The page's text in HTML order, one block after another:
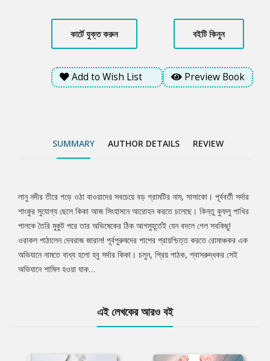
পূর্বপুরুষদের পাপের প্রায়শ্চিত্ত করতে রোমাঞ্চকর এক অভিযানে নামতে বাধ্য
হলো হবু সর্দার কিকা। চলুন, প্রিয় পাঠক, শ্বাসরুদ্ধকর সেই অভিযানে শামিল
হওয়া যাক…
কার্টে যুক্ত করুন বইটি কিনুন
Add to Wish List Preview Book
SUMMARY AUTHOR DETAILS REVIEW
Tab
Article
লানু নদীর তীরে গড়ে ওঠা বাওয়াদের সবচেয়ে বড় গ্রামটির নাম, সাসাকো। পূর্ববর্তী সর্দার
শাংকুর সুযোগ্য ছেলে কিকা আজ সিংহাসনে আরোহন করতে চলেছে। কিন্তু কুফলু পাখির
পালকে তৈরি মুকুট পরে তার অভিষেকের ঠিক আগমুহূর্তেই যেন বদলে গেল সবকিছু!
ওরাকল পাঠালেন দেবরাজ জারাল! পূর্বপুরুষদের পাপের প্রায়শ্চিত্ত করতে রোমাঞ্চকর এক
অভিযানে নামতে বাধ্য হলো হবু সর্দার কিকা। চলুন, প্রিয় পাঠক, শ্বাসরুদ্ধকর সেই
অভিযানে শামিল হওয়া যাক…
এই লেখকের আরও বই